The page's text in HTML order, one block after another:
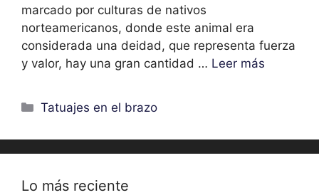
marcado por culturas de nativos
norteamericanos, donde este animal era
considerada una deidad, que representa fuerza
y valor, hay una gran cantidad … Leer más
Categorías
Tatuajes en el brazo
Lo más reciente